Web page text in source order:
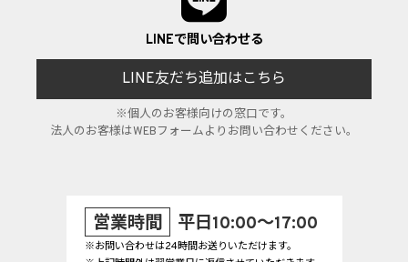
LINEで問い合わせる
LINE友だち追加はこちら
※個人のお客様向けの窓口です。
法人のお客様はWEBフォームよりお問い合わせください。
営業時間 平日10:00～17:00
※お問い合わせは24時間お送りいただけます。